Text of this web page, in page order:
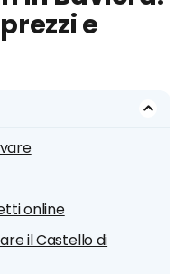
e
online
il Castello di